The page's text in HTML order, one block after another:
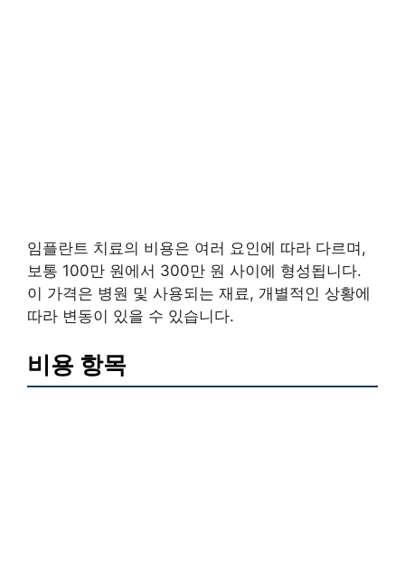
임플란트 치료의 비용은 여러 요인에 따라 다르며,
보통 100만 원에서 300만 원 사이에 형성됩니다.
이 가격은 병원 및 사용되는 재료, 개별적인 상황에
따라 변동이 있을 수 있습니다.
비용 항목